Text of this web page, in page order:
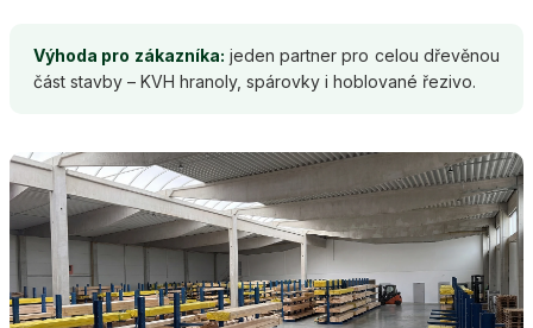
Výhoda pro zákazníka: jeden partner pro celou dřevěnou
část stavby – KVH hranoly, spárovky i hoblované řezivo.